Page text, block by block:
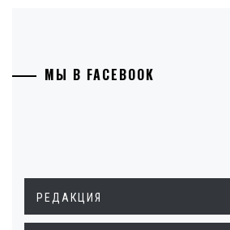
МЫ В FACEBOOK
РЕДАКЦИЯ